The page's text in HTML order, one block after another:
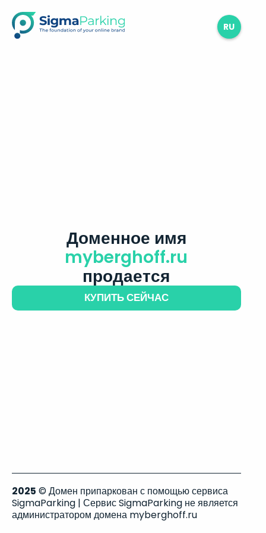
RU
Доменное имя
myberghoff.ru
продается
КУПИТЬ СЕЙЧАС
2025 © Домен припаркован с помощью сервиса
SigmaParking | Сервис SigmaParking не является
администратором домена myberghoff.ru